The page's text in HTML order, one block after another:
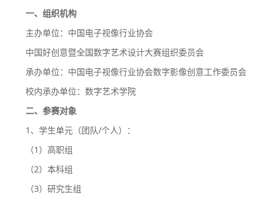
一、组织机构
主办单位：中国电子视像行业协会
中国好创意暨全国数字艺术设计大赛组织委员会
承办单位：中国电子视像行业协会数字影像创意工作委员会
校内承办单位：数字艺术学院
二、参赛对象
1、学生单元（团队/个人）：
（1）高职组
（2）本科组
（3）研究生组